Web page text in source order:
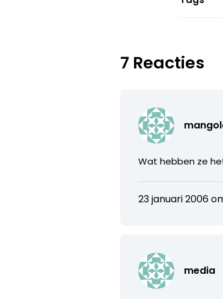
7 Reacties
Wat hebben ze
23 januari 2006
media